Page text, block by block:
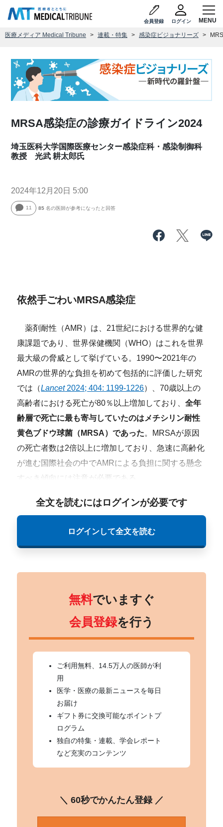
会員登録 ログイン
医療メディア Medical Tribune 連載・特集 感染症ビジョナリーズ
MRSA感染症の診療ガイドライン2024
埼玉医科大学国際医療センター感染症科・感染制御科
教授 光武 耕太郎氏
2024年12月20日 5:00
11 85 名の医師が参考になったと回答
依然手ごわいMRSA感染症
薬剤耐性（AMR）は、21世紀における世界的な健
康課題であり、世界保健機関（WHO）はこれを世界
最大級の脅威として挙げている。1990〜2021年の
AMRの世界的な負担を初めて包括的に評価した研究
では（Lancet2024; 404: 1199-1226）、70歳以上の
高齢者における死亡が80％以上増加しており、全年
齢層で死亡に最も寄与していたのはメチシリン耐性
黄色ブドウ球菌（MRSA）であった。MRSAが原因
の死亡者数は2倍以上に増加しており、急速に高齢化
が進む国際社会の中でAMRによる負担に関する懸念
すべき傾向には注意が必要である。
全文を読むにはログインが必要です
ログインして全文を読む
無料でいますぐ
会員登録を行う
ご利用無料、14.5万人の医師が利
用
医学・医療の最新ニュースを毎日
お届け
ギフト券に交換可能なポイントプ
ログラム
独自の特集・連載、学会レポート
など充実のコンテンツ
＼ 60秒でかんたん登録 ／